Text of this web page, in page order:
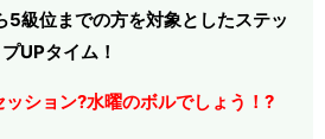
5級位までの方を対象としたステッ
プUPタイム！
ション?水曜のボルでしょう！?